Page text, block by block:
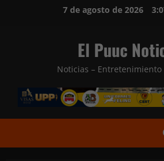
7 de agosto de 2026
El Puuc
Noticias – Entretenimiento